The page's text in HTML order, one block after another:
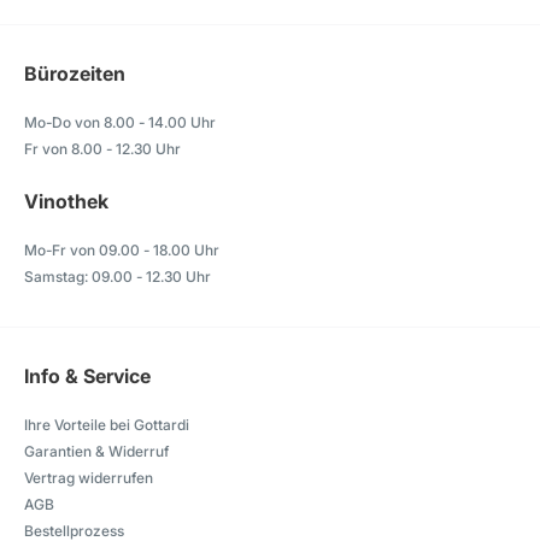
Bürozeiten
Mo-Do von 8.00 - 14.00 Uhr
Fr von 8.00 - 12.30 Uhr
Vinothek
Mo-Fr von 09.00 - 18.00 Uhr
Samstag: 09.00 - 12.30 Uhr
Info & Service
Ihre Vorteile bei Gottardi
Garantien & Widerruf
Vertrag widerrufen
AGB
Bestellprozess